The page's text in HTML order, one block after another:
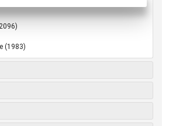
(1983)